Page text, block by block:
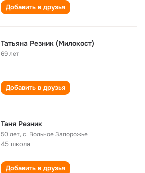
Добавить в друзья
Татьяна Резник (Милокост)
69 лет
Добавить в друзья
Таня Резник
50 лет,с. Вольное Запорожье
45 школа
Добавить в друзья